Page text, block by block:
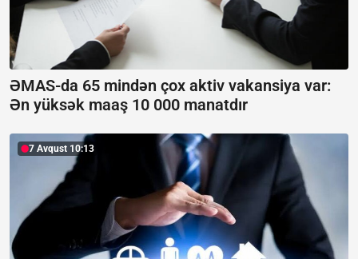
ƏMAS-da 65 mindən çox aktiv vakansiya var:
Ən yüksək maaş 10 000 manatdır
7 Avqust 10:13